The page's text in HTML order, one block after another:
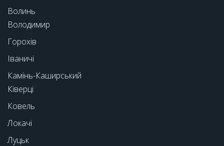
Волинь
Володимир
Горохів
Іваничі
Камінь-Каширський
Ківерці
Ковель
Локачі
Луцьк